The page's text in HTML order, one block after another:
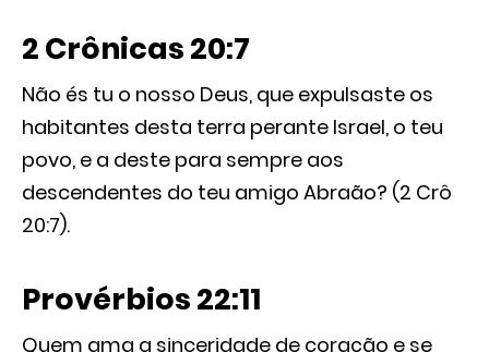
2 Crônicas 20:7
Não és tu o nosso Deus, que expulsaste os
habitantes desta terra perante Israel, o teu
povo, e a deste para sempre aos
descendentes do teu amigo Abraão? (2 Crô
20:7).
Provérbios 22:11
Quem ama a sinceridade de coração e se